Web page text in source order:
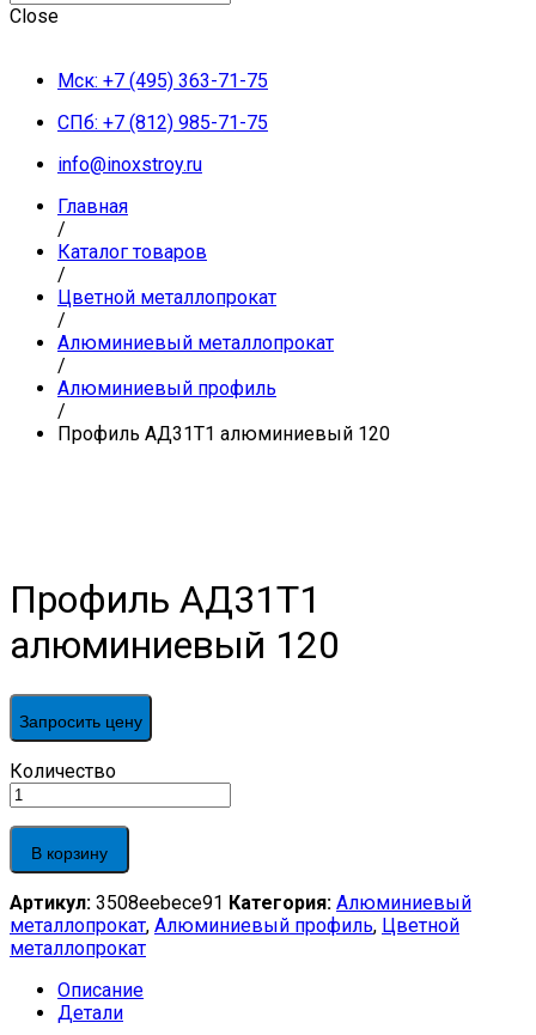
Close
Мск: +7 (495) 363-71-75
СПб: +7 (812) 985-71-75
info@inoxstroy.ru
Главная
/
Каталог товаров
/
Цветной металлопрокат
/
Алюминиевый металлопрокат
/
Алюминиевый профиль
/
Профиль АД31Т1 алюминиевый 120
Профиль АД31Т1
алюминиевый 120
Запросить цену
Профиль
АД31Т1
алюминиевый
120
quantity
Количество
В корзину
Артикул: 3508eebece91 Категория: Алюминиевый
металлопрокат, Алюминиевый профиль, Цветной
металлопрокат
Описание
Детали